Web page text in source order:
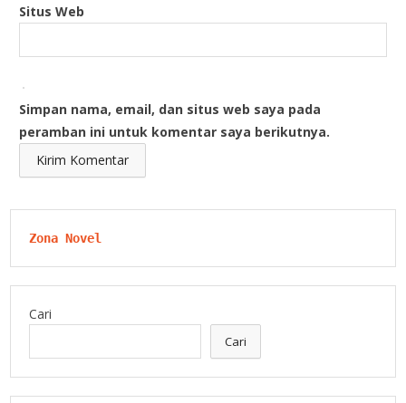
Situs Web
Simpan nama, email, dan situs web saya pada
peramban ini untuk komentar saya berikutnya.
Zona Novel
Cari
Cari